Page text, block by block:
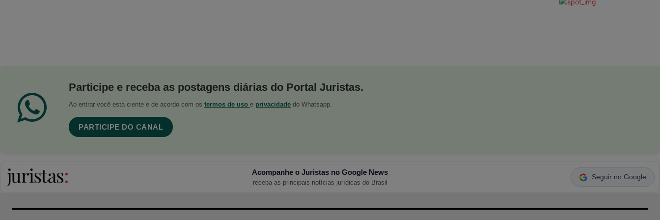
Participe e receba as postagens diárias do Portal Juristas.
Ao entrar você está ciente e de acordo com os termos de uso e privacidade do Whatsapp.
PARTICIPE DO CANAL
Acompanhe o Juristas no Google News
receba as principais notícias jurídicas do Brasil
Seguir no Google